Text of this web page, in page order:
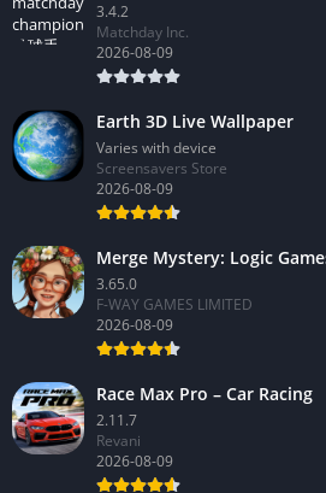
3.4.2
Matchday Inc.
2026-08-09
Earth 3D Live Wallpaper
Varies with device
Screensavers Store
2026-08-09
Merge Mystery: Logic
3.65.0
F-WAY GAMES LIMITED
2026-08-09
Race Max Pro – Car Racing
2.11.7
Revani
2026-08-09